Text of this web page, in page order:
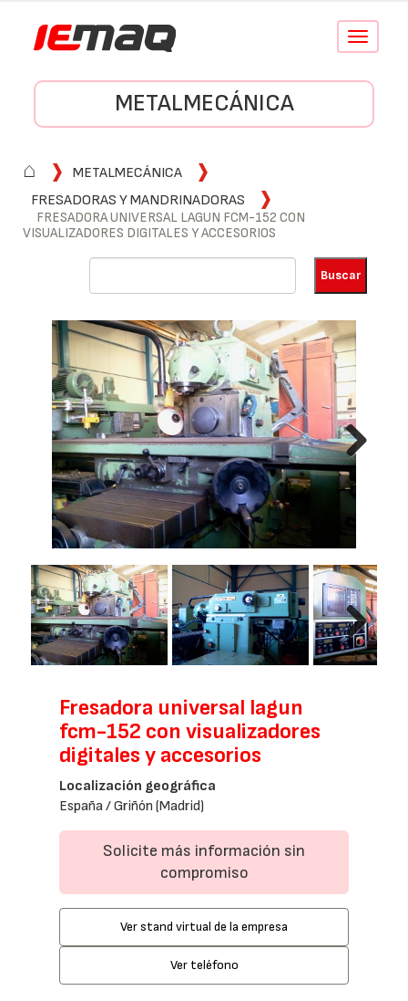
Conmutar
METALMECÁNICA
⌂
METALMECÁNICA
FRESADORAS Y MANDRINADORAS
FRESADORA UNIVERSAL LAGUN FCM-152 CON
VISUALIZADORES DIGITALES Y ACCESORIOS
Next
Next
Fresadora universal lagun
fcm-152 con visualizadores
digitales y accesorios
Localización geográfica
España / Griñón (Madrid)
Solicite más información sin
compromiso
Ver stand virtual de la empresa
Ver teléfono